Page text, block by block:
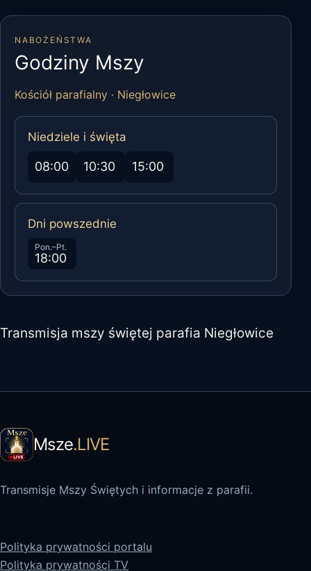
NABOŻEŃSTWA
Godziny Mszy
Kościół parafialny · Niegłowice
Niedziele i święta
08:00 10:30 15:00
Dni powszednie
Pon.–Pt.
18:00
Transmisja mszy świętej parafia Niegłowice
Msze.LIVE
Transmisje Mszy Świętych i informacje z parafii.
Polityka prywatności portalu
Polityka prywatności TV